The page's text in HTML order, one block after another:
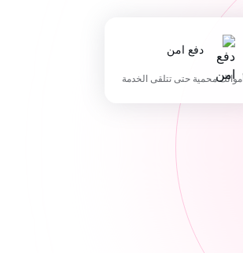
دفع امن
أموالك محمية حتى تتلقى الخدمة